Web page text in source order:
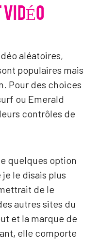
VIDÉO
aléatoires,
populaires mais
Pour des choices
ou Emerald
contrôles de
quelques option
le disais plus
de le
autres sites du
et la marque de
elle comporte